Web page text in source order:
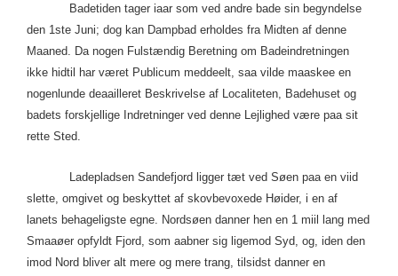
Badetiden tager iaar som ved andre bade sin begyndelse
den 1ste Juni; dog kan Dampbad erholdes fra Midten af denne
Maaned. Da nogen Fulstændig Beretning om Badeindretningen
ikke hidtil har været Publicum meddeelt, saa vilde maaskee en
nogenlunde deaailleret Beskrivelse af Localiteten, Badehuset og
badets forskjellige Indretninger ved denne Lejlighed være paa sit
rette Sted.
Ladepladsen Sandefjord ligger tæt ved Søen paa en viid
slette, omgivet og beskyttet af skovbevoxede Høider, i en af
lanets behageligste egne. Nordsøen danner hen en 1 miil lang med
Smaaøer opfyldt Fjord, som aabner sig ligemod Syd, og, iden den
imod Nord bliver alt mere og mere trang, tilsidst danner en